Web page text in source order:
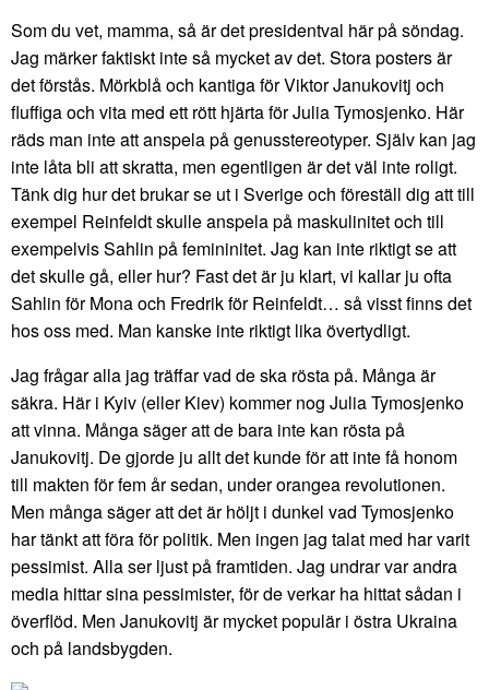
Som du vet, mamma, så är det presidentval här på söndag.
Jag märker faktiskt inte så mycket av det. Stora posters är
det förstås. Mörkblå och kantiga för Viktor Janukovitj och
fluffiga och vita med ett rött hjärta för Julia Tymosjenko. Här
räds man inte att anspela på genusstereotyper. Själv kan jag
inte låta bli att skratta, men egentligen är det väl inte roligt.
Tänk dig hur det brukar se ut i Sverige och föreställ dig att till
exempel Reinfeldt skulle anspela på maskulinitet och till
exempelvis Sahlin på femininitet. Jag kan inte riktigt se att
det skulle gå, eller hur? Fast det är ju klart, vi kallar ju ofta
Sahlin för Mona och Fredrik för Reinfeldt… så visst finns det
hos oss med. Man kanske inte riktigt lika övertydligt.
Jag frågar alla jag träffar vad de ska rösta på. Många är
säkra. Här i Kyiv (eller Kiev) kommer nog Julia Tymosjenko
att vinna. Många säger att de bara inte kan rösta på
Janukovitj. De gjorde ju allt det kunde för att inte få honom
till makten för fem år sedan, under orangea revolutionen.
Men många säger att det är höljt i dunkel vad Tymosjenko
har tänkt att föra för politik. Men ingen jag talat med har varit
pessimist. Alla ser ljust på framtiden. Jag undrar var andra
media hittar sina pessimister, för de verkar ha hittat sådan i
överflöd. Men Janukovitj är mycket populär i östra Ukraina
och på landsbygden.